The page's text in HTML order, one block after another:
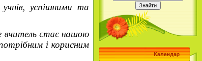
успішними та
вчитель стає нашою
і корисним
Календар